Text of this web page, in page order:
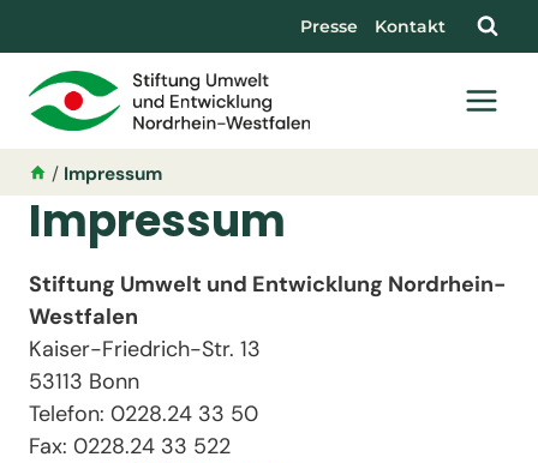
Presse Kontakt
/ Impressum
Impressum
Stiftung Umwelt und Entwicklung Nordrhein-
Westfalen
Kaiser-Friedrich-Str. 13
53113 Bonn
Telefon: 0228.24 33 50
Fax: 0228.24 33 522